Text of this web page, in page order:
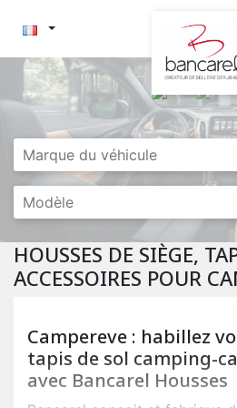
HOUSSES DE SIÈGE,
ACCESSOIRES POUR
Campereve : habillez
tapis de sol camping-
avec Bancarel Housses